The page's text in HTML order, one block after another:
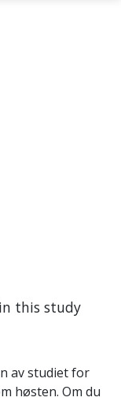
this study
av studiet for
høsten. Om du